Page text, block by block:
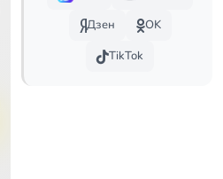
Дзен
OK
TikTok